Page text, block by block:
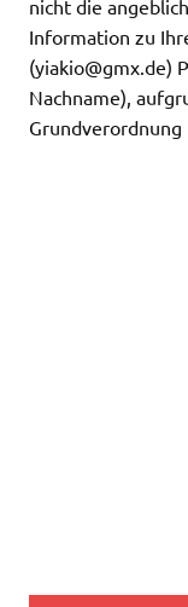
nicht die
Information zu
(yiakio@gmx.de)
Nachname),